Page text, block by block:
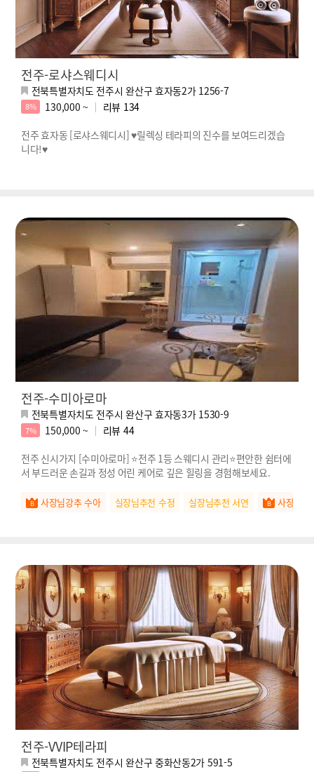
전주-로샤스웨디시
전북특별자치도 전주시 완산구 효자동2가 1256-7
8% 130,000 ~ 리뷰 134
전주 효자동 [로샤스웨디시] ♥릴렉싱 테라피의 진수를 보여드리겠습
니다!♥
전주-수미아로마
전북특별자치도 전주시 완산구 효자동3가 1530-9
7% 150,000 ~ 리뷰 44
전주 신시가지 [수미아로마] ⭐전주 1등 스웨디시 관리⭐편안한 쉼터에
서 부드러운 손길과 정성 어린 케어로 깊은 힐링을 경험해보세요.
사장님강추 수아 실장님추천 수정 실장님추천 서연 사장님강
전주-VVIP테라피
전북특별자치도 전주시 완산구 중화산동2가 591-5